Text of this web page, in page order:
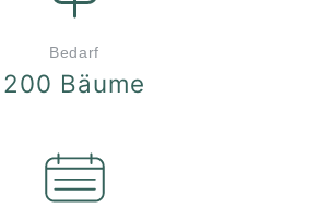
200 Bäume
Bedarf